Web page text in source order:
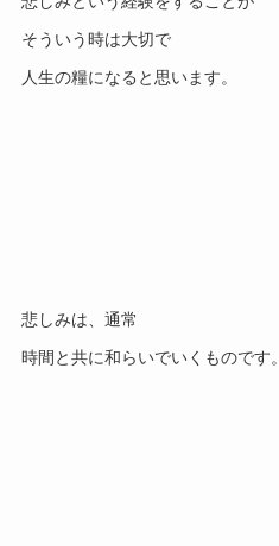
そういう時は大切で
人生の糧になると思います。
悲しみは、通常
時間と共に和らいでいくものです。